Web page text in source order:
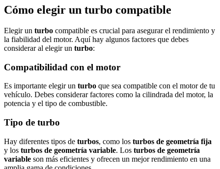
Cómo elegir un turbo compatible
Elegir un turbo compatible es crucial para asegurar el rendimiento y
la fiabilidad del motor. Aquí hay algunos factores que debes
considerar al elegir un turbo:
Compatibilidad con el motor
Es importante elegir un turbo que sea compatible con el motor de tu
vehículo. Debes considerar factores como la cilindrada del motor, la
potencia y el tipo de combustible.
Tipo de turbo
Hay diferentes tipos de turbos, como los turbos de geometría fija
y los turbos de geometría variable. Los turbos de geometría
variable son más eficientes y ofrecen un mejor rendimiento en una